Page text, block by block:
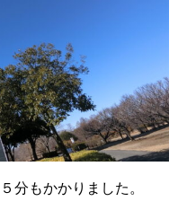
分もかかりました。